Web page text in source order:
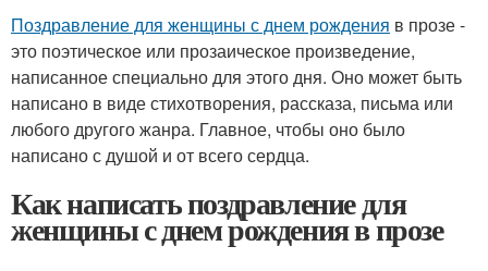
Поздравление для женщины с днем рождения в прозе -
это поэтическое или прозаическое произведение,
написанное специально для этого дня. Оно может быть
написано в виде стихотворения, рассказа, письма или
любого другого жанра. Главное, чтобы оно было
написано с душой и от всего сердца.
Как написать поздравление для
женщины с днем рождения в прозе